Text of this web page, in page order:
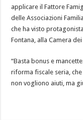
applicare il Fattore
delle Associazioni
che ha visto
Fontana, alla Camera
“Basta bonus e
riforma fiscale seria,
non vogliono aiuti, ma